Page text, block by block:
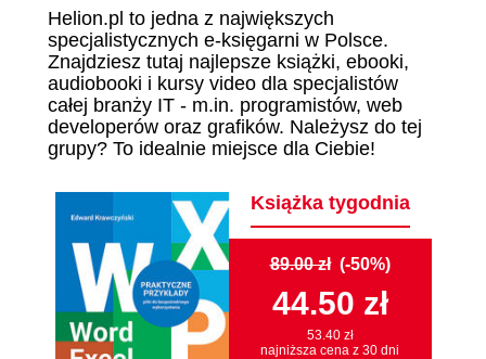
Helion.pl to jedna z największych
specjalistycznych e-księgarni w Polsce.
Znajdziesz tutaj najlepsze książki, ebooki,
audiobooki i kursy video dla specjalistów
całej branży IT - m.in. programistów, web
developerów oraz grafików. Należysz do tej
grupy? To idealnie miejsce dla Ciebie!
Książka tygodnia
89.00 zł (-50%)
44.50 zł
53.40 zł
najniższa cena z 30 dni